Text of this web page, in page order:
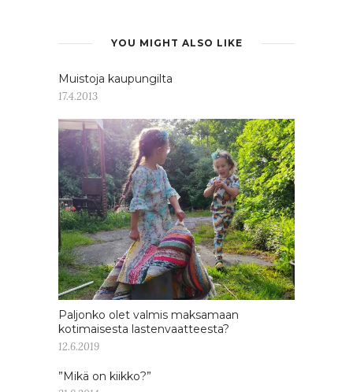
YOU MIGHT ALSO LIKE
Muistoja kaupungilta
17.4.2013
Paljonko olet valmis maksamaan
kotimaisesta lastenvaatteesta?
12.6.2019
”Mikä on kiikko?”